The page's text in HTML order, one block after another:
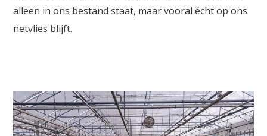
alleen in ons bestand staat, maar vooral écht op ons
netvlies blijft.